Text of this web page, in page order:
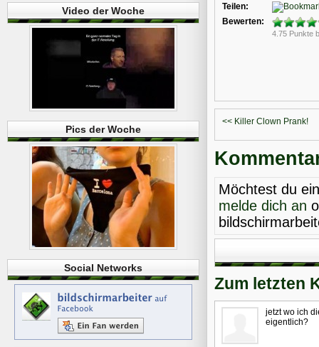
Teilen:
Bewerten:
4.75 Punkte
<< Killer Clown Prank!
Möchtest du
melde dich an
Zum letzten
jetzt wo ich
eigentlich?
Video der Woche
Pics der Woche
Social Networks